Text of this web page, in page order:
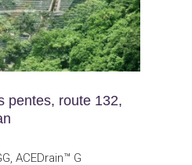
pentes, route 132,
ACEDrain™ G